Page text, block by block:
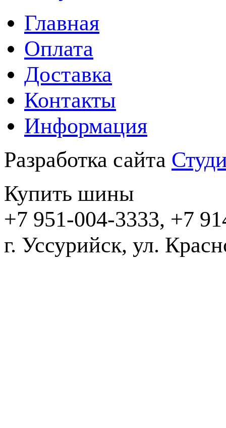
Главная
Оплата
Доставка
Контакты
Информация
Разработка сайта
Купить шины
+7 951-004-3333, +7
г. Уссурийск,